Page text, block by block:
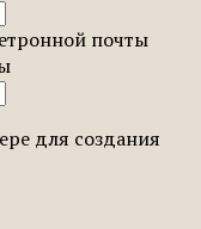
почты
для создания